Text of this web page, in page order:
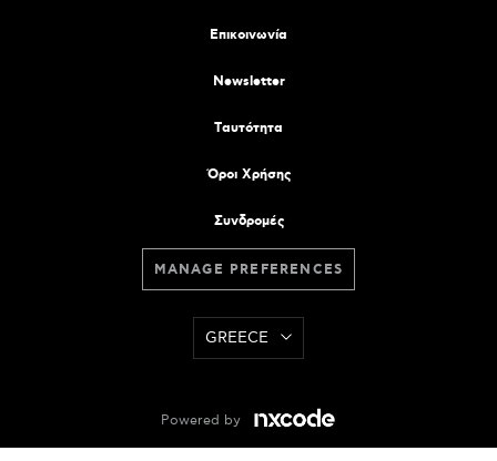
Επικοινωνία
Newsletter
Tαυτότητα
Όροι Χρήσης
Συνδρομές
MANAGE PREFERENCES
GREECE
Powered by